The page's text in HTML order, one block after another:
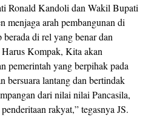
Ronald Kandoli dan Wakil Bupati
menjaga arah pembangunan di
di rel yang benar dan
Kompak, Kita akan
pemerintah yang berpihak pada
bersuara lantang dan bertindak
dari nilai nilai Pancasila,
rakyat,” tegasnya JS.